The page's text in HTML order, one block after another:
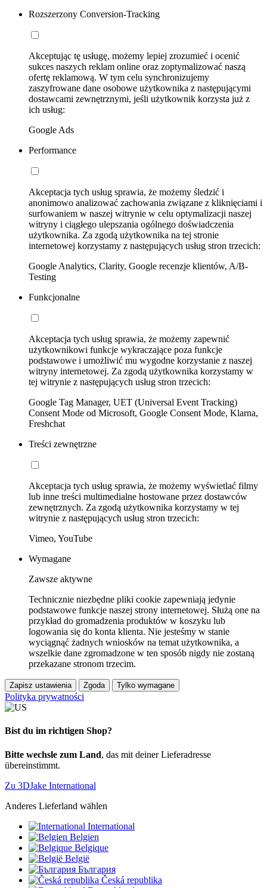
Rozszerzony Conversion-Tracking
Akceptując tę usługę, możemy lepiej zrozumieć i ocenić
sukces naszych reklam online oraz zoptymalizować naszą
ofertę reklamową. W tym celu synchronizujemy
zaszyfrowane dane osobowe użytkownika z następującymi
dostawcami zewnętrznymi, jeśli użytkownik korzysta już z
ich usług:
Google Ads
Performance
Akceptacja tych usług sprawia, że możemy śledzić i
anonimowo analizować zachowania związane z kliknięciami i
surfowaniem w naszej witrynie w celu optymalizacji naszej
witryny i ciągłego ulepszania ogólnego doświadczenia
użytkownika. Za zgodą użytkownika na tej stronie
internetowej korzystamy z następujących usług stron trzecich:
Google Analytics, Clarity, Google recenzje klientów, A/B-
Testing
Funkcjonalne
Akceptacja tych usług sprawia, że możemy zapewnić
użytkownikowi funkcje wykraczające poza funkcje
podstawowe i umożliwić mu wygodne korzystanie z naszej
witryny internetowej. Za zgodą użytkownika korzystamy w
tej witrynie z następujących usług stron trzecich:
Google Tag Manager, UET (Universal Event Tracking)
Consent Mode od Microsoft, Google Consent Mode, Klarna,
Freshchat
Treści zewnętrzne
Akceptacja tych usług sprawia, że możemy wyświetlać filmy
lub inne treści multimedialne hostowane przez dostawców
zewnętrznych. Za zgodą użytkownika korzystamy w tej
witrynie z następujących usług stron trzecich:
Vimeo, YouTube
Wymagane
Zawsze aktywne
Technicznie niezbędne pliki cookie zapewniają jedynie
podstawowe funkcje naszej strony internetowej. Służą one na
przykład do gromadzenia produktów w koszyku lub
logowania się do konta klienta. Nie jesteśmy w stanie
wyciągnąć żadnych wniosków na temat użytkownika, a
wszelkie dane zgromadzone w ten sposób nigdy nie zostaną
przekazane stronom trzecim.
Zapisz ustawienia Zgoda Tylko wymagane
Polityka prywatności
Bist du im richtigen Shop?
Bitte wechsle zum Land, das mit deiner Lieferadresse
übereinstimmt.
Zu 3DJake International
Anderes Lieferland wählen
International
Belgien
Belgique
België
България
Česká republika